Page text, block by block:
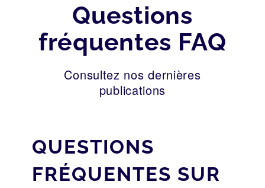
Questions
fréquentes FAQ
Consultez nos dernières
publications
QUESTIONS
FRÉQUENTES SUR